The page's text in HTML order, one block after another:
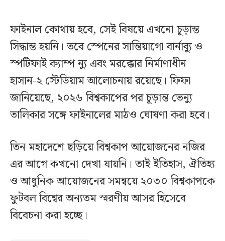
ফাইনাল কোথায় হবে, সেই বিষয়ে এখনো চূড়ান্ত
সিদ্ধান্ত হয়নি। তবে স্পেনের সান্তিয়াগো বার্নাব্যু ও
স্পটিফাই ক্যাম্প ন্যু এবং মরক্কোর নির্মাণাধীন
হাসান-২ স্টেডিয়াম আলোচনায় রয়েছে। ফিফা
জানিয়েছে, ২০২৬ বিশ্বকাপের পর চূড়ান্ত ভেন্যু
তালিকার সঙ্গে ফাইনালের মাঠও ঘোষণা করা হবে।
তিন মহাদেশে ছড়িয়ে বিশ্বকাপ আয়োজনের নজির
এর আগে কখনো দেখা যায়নি। তাই ইতিহাস, ঐতিহ্য
ও আধুনিক আয়োজনের সমন্বয়ে ২০৩০ বিশ্বকাপকে
ফুটবল বিশ্বের অন্যতম স্মরণীয় আসর হিসেবে
বিবেচনা করা হচ্ছে।